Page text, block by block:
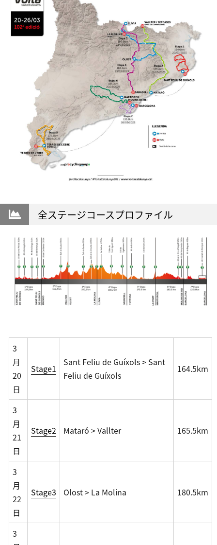
全ステージコースプロファイル
3
月
20
日
Stage1
Sant Feliu de Guíxols > Sant
Feliu de Guíxols
164.5km
3
月
21
日
Stage2 Mataró > Vallter 165.5km
3
月
22
日
Stage3 Olost > La Molina 180.5km
3